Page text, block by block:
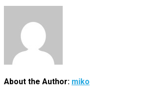
About the Author: miko